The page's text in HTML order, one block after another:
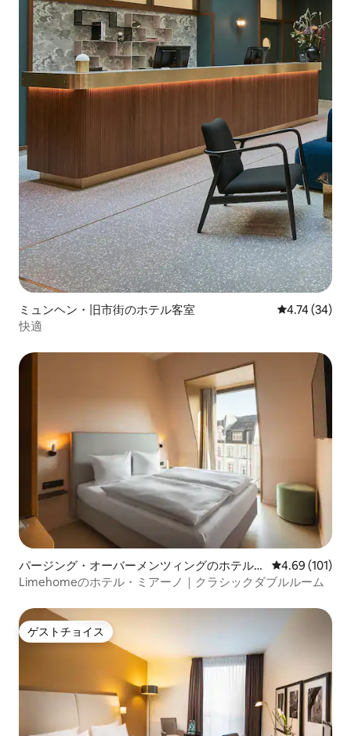
ミュンヘン・旧市街のホテル客室 レビュー34
4.74 (34)
快適
パージング・オーバーメンツィングのホテル客
室
レビュー101
4.69 (101)
Limehomeのホテル・ミアーノ｜クラシックダブルルーム
ゲストチョイス
ゲストチョイス